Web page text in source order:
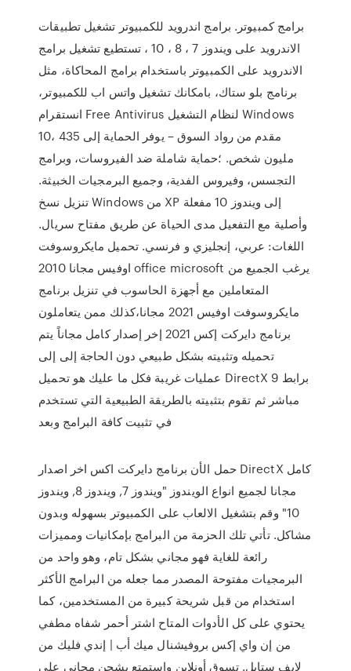
برامج كمبيوتر. برامج اندرويد للكمبيوتر تشغيل تطبيقات
الاندرويد على ويندوز 7 ، 8 ، 10 ، تستطيع تشغيل برامج
الاندرويد على الكمبيوتر باستخدام برامج المحاكاة، مثل
برنامج بلو ستاك، بامكانك تشغيل واتس اب للكمبيوتر،
انستقرام Free Antivirus لنظام التشغيل Windows
10، مقدم من رواد السوق – يوفر الحماية إلى 435
مليون شخص. ؛حماية شاملة ضد الفيروسات، وبرامج
التجسس، وفيروس الفدية، وجميع البرمجيات الخبيثة.
تنزيل نسخ Windows من XP إلى ويندوز 10 مفعلة
وأصلية مع التفعيل مدى الحياة عن طريق مفتاح سريال.
اللغات: عربي، إنجليزي و فرنسي. تحميل مايكروسوفت
اوفيس مجانا 2010 office microsoft يرغب الجميع من
المتعاملين مع أجهزة الحاسوب في تنزيل برنامج
مايكروسوفت اوفيس 2021 مجانا،كذلك ممن يتعاملون
برنامج دايركت إكس 2021 إخر إصدار كامل مجاناً يتم
تحميله وتثبيته بشكل طبيعي دون الحاجة إلى إلى
عمليات غريبة فكل ما عليك هو تحميل DirectX 9 برابط
مباشر ثم تقوم بتثبيته بالطريقة الطبيعية التي تستخدم
في تثبيت كافة البرامج وبعد
حمل الأن برنامج دايركت اكس اخر اصدار DirectX كامل
مجانا لجميع انواع الويندوز "ويندوز 7, ويندوز 8, ويندوز
10" وقم بتشغيل الالعاب على الكمبيوتر بسهوله وبدون
مشاكل. تأتي تلك الحزمة من البرامج بإمكانيات ومميزات
رائعة للغاية فهو مجاني بشكل تام، وهو واحد من
البرمجيات مفتوحة المصدر مما جعله من البرامج الأكثر
استخدام من قبل شريحة كبيرة من المستخدمين، كما
يحتوي على كل الأدوات المتاح اشتر أحمر شفاه مطفي
من إن واي إكس بروفيشنال ميك أب | إندي فليك من
لايف ستايل. تسوق أونلاين واستمتع بشحن مجاني على